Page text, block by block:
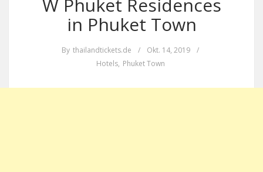
W Phuket Residences
in Phuket Town
By thailandtickets.de / Okt. 14, 2019
/
Hotels, Phuket Town